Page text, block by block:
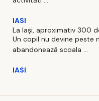
IASI
La Iași, aproximativ 300
Un copil nu devine peste
abandonează scoala ...
IASI